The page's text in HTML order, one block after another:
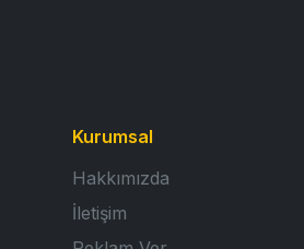
Kurumsal
Hakkımızda
İletişim